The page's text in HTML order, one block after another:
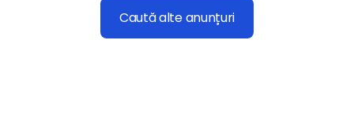
Caută alte anunțuri